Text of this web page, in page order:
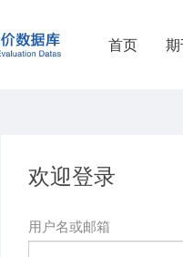
首页 期
欢迎登录
用户名或邮箱